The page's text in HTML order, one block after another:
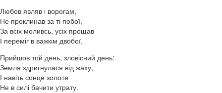
Любов являв і ворогам,
Не проклинав за ті побої,
За всіх моливсь, усіх прощав
І переміг в важкім двобої.
Прийшов той день, зловісний день:
Земля здригнулася від жаху,
І навіть сонце золоте
Не в силі бачити утрату.